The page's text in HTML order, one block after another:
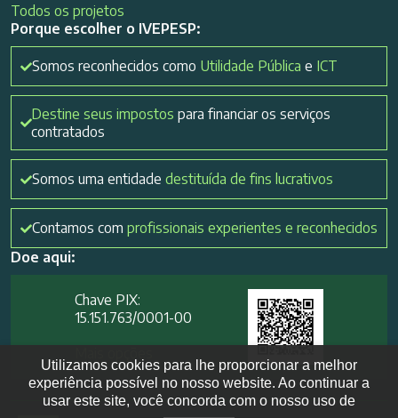
Todos os projetos
Porque escolher o IVEPESP:
Somos reconhecidos como Utilidade Pública e ICT
Destine seus impostos para financiar os serviços
contratados
Somos uma entidade destituída de fins lucrativos
Contamos com profissionais experientes e reconhecidos
Doe aqui:
Chave PIX:
15.151.763/0001-00​
Utilizamos cookies para lhe proporcionar a melhor
experiência possível no nosso website. Ao continuar a
usar este site, você concorda com o nosso uso de